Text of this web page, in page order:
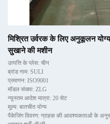
मिश्रित उर्वरक के लिए अनुकूलन
सुखाने की मशीन
उत्पत्ति के प्लेस: चीन
ब्रांड नाम: SULI
प्रमाणन: ISO9001
मॉडल संख्या: ZLG
न्यूनतम आदेश मात्रा: 20 सेट
मूल्य: बातचीत योग्य
पैकेजिंग विवरण: ग्राहक की आवश्यकताओं के